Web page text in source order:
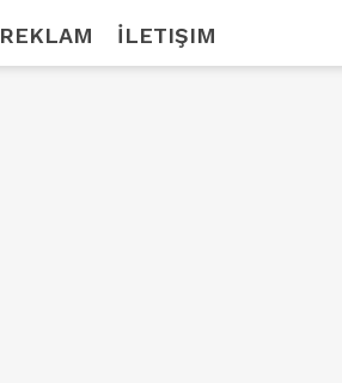
REKLAM İLETIŞIM